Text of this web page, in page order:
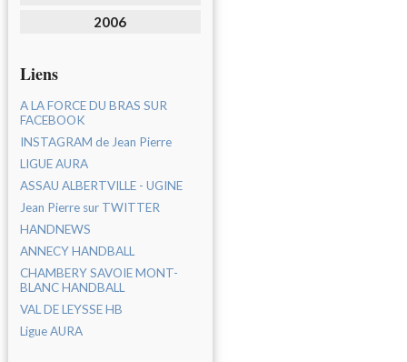
2006
Liens
A LA FORCE DU BRAS SUR
FACEBOOK
INSTAGRAM de Jean Pierre
LIGUE AURA
ASSAU ALBERTVILLE - UGINE
Jean Pierre sur TWITTER
HANDNEWS
ANNECY HANDBALL
CHAMBERY SAVOIE MONT-
BLANC HANDBALL
VAL DE LEYSSE HB
Ligue AURA